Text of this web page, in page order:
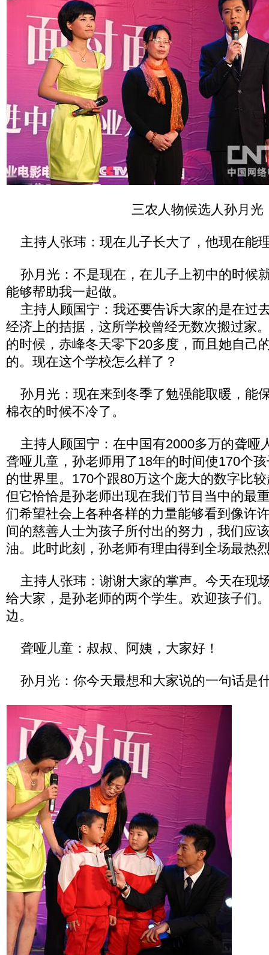
三农人物候选人孙月光
主持人张玮：现在儿子长大了，他现在能
孙月光：不是现在，在儿子上初中的时候
能够帮助我一起做。
主持人顾国宁：我还要告诉大家的是在过
经济上的拮据，这所学校曾经无数次搬过家
的时候，赤峰冬天零下20多度，而且她自己
的。现在这个学校怎么样了？
孙月光：现在来到冬季了勉强能取暖，能
棉衣的时候不冷了。
主持人顾国宁：在中国有2000多万的聋哑
聋哑儿童，孙老师用了18年的时间使170个
的世界里。170个跟80万这个庞大的数字比
但它恰恰是孙老师出现在我们节目当中的最
们希望社会上各种各样的力量能够看到像许
间的慈善人士为孩子所付出的努力，我们应
油。此时此刻，孙老师有理由得到全场最热
主持人张玮：谢谢大家的掌声。今天在现
给大家，是孙老师的两个学生。欢迎孩子们
边。
聋哑儿童：叔叔、阿姨，大家好！
孙月光：你今天最想和大家说的一句话是